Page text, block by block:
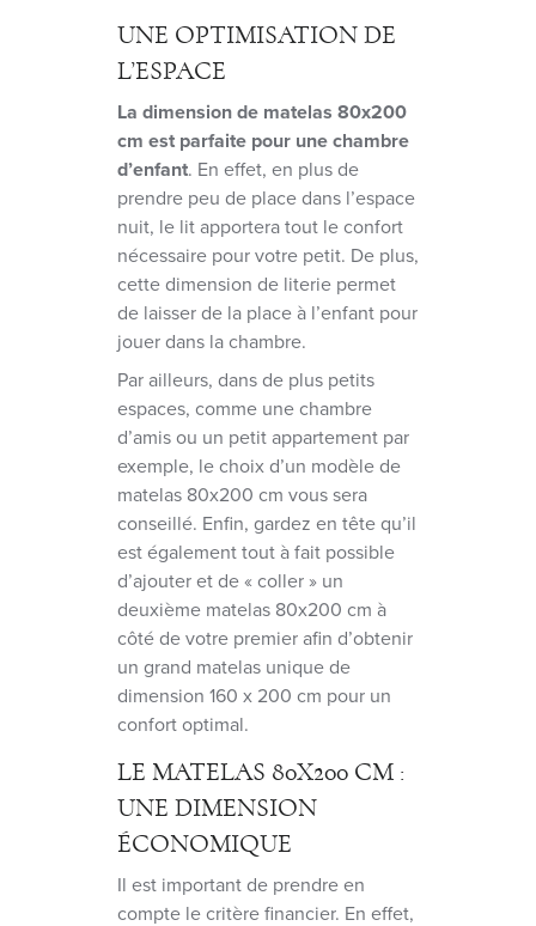
UNE OPTIMISATION DE
L’ESPACE
La dimension de matelas 80x200
cm est parfaite pour une chambre
d’enfant. En effet, en plus de
prendre peu de place dans l’espace
nuit, le lit apportera tout le confort
nécessaire pour votre petit. De plus,
cette dimension de literie permet
de laisser de la place à l’enfant pour
jouer dans la chambre.
Par ailleurs, dans de plus petits
espaces, comme une chambre
d’amis ou un petit appartement par
exemple, le choix d’un modèle de
matelas 80x200 cm vous sera
conseillé. Enfin, gardez en tête qu’il
est également tout à fait possible
d’ajouter et de « coller » un
deuxième matelas 80x200 cm à
côté de votre premier afin d’obtenir
un grand matelas unique de
dimension 160 x 200 cm pour un
confort optimal.
LE MATELAS 80X200 CM :
UNE DIMENSION
ÉCONOMIQUE
Il est important de prendre en
compte le critère financier. En effet,